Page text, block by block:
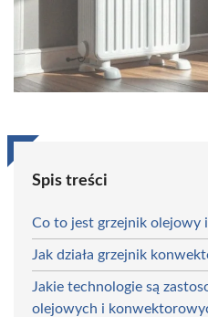
Spis treści
Co to jest grzejnik olejowy i
Jak działa grzejnik
Jakie technologie są
olejowych i